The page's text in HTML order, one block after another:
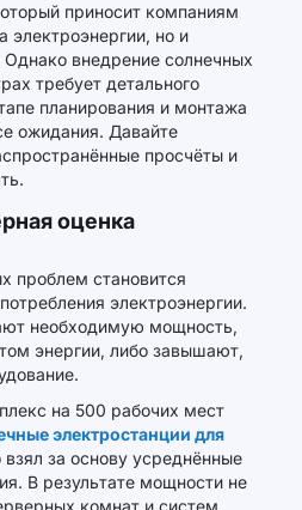
приносит компаниям
электроэнергии, но и
внедрение солнечных
требует детального
планирования и монтажа
ожидания. Давайте
просчёты и
оценка
проблем становится
электроэнергии.
необходимую мощность,
энергии, либо завышают,
на 500 рабочих мест
электростанции для
взял за основу усреднённые
В результате мощности не
комнат и систем